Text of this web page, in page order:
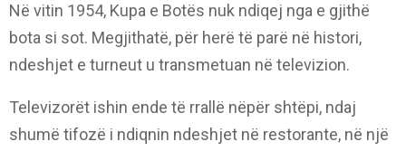
Në vitin 1954, Kupa e Botës nuk ndiqej nga e gjithë
bota si sot. Megjithatë, për herë të parë në histori,
ndeshjet e turneut u transmetuan në televizion.
Televizorët ishin ende të rrallë nëpër shtëpi, ndaj
shumë tifozë i ndiqnin ndeshjet në restorante, në një